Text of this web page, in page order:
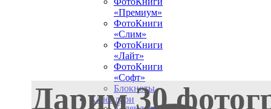
«Премиум»
ФотоКниги
«Слим»
ФотоКниги
«Лайт»
ФотоКниги
«Софт»
Блокноты
Календари
Дарим 30